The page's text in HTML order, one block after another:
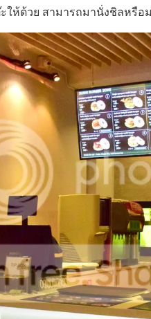
ให้ด้วย สามารถมานั่งชิลหรือ